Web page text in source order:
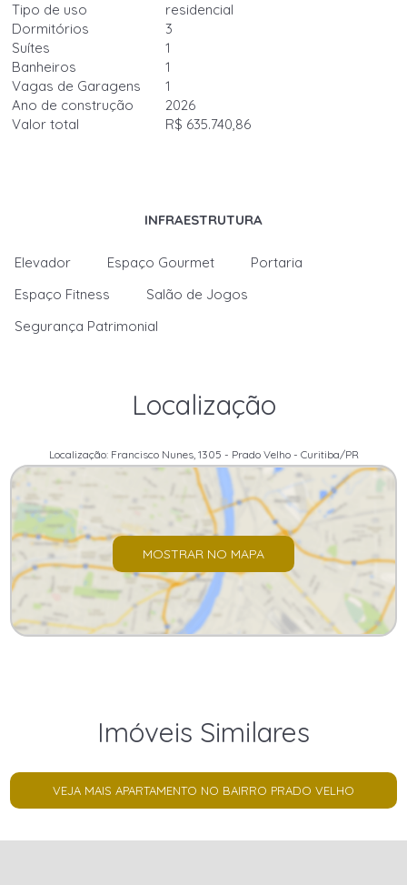
Tipo de uso
residencial
Dormitórios
3
Suítes
1
Banheiros
1
Vagas de Garagens
1
Ano de construção
2026
Valor total
R$ 635.740,86
INFRAESTRUTURA
Elevador Espaço Gourmet
Portaria
Espaço Fitness
Salão de Jogos
Segurança Patrimonial
Localização
Localização: Francisco Nunes, 1305 - Prado Velho - Curitiba/PR
MOSTRAR NO MAPA
Imóveis Similares
VEJA MAIS APARTAMENTO NO BAIRRO PRADO VELHO